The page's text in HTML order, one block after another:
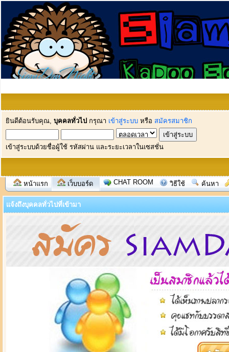
ยินดีต้อนรับคุณ, บุคคลทั่วไป กรุณา เข้าสู่ระบบ หรือ สมัครสมาชิก
เข้าสู่ระบบด้วยชื่อผู้ใช้ รหัสผ่าน และระยะเวลาในเซสชั่น
หน้าแรก เว็บบอร์ด CHAT ROOM วิธีใช้ ค้นหา
แจ้งถึงบุคคลทั่วไปที่เข้ามา